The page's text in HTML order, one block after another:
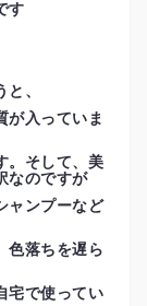
す
、
が入っていま
。そして、美
なのですが
ャンプーなど
色落ちを遅ら
宅で使ってい